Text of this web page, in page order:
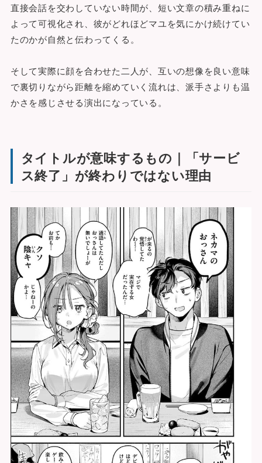
直接会話を交わしていない時間が、短い文章の積み重ねに
よって可視化され、彼がどれほどマユを気にかけ続けてい
たのかが自然と伝わってくる。
そして実際に顔を合わせた二人が、互いの想像を良い意味
で裏切りながら距離を縮めていく流れは、派手さよりも温
かさを感じさせる演出になっている。
タイトルが意味するもの｜「サービ
ス終了」が終わりではない理由